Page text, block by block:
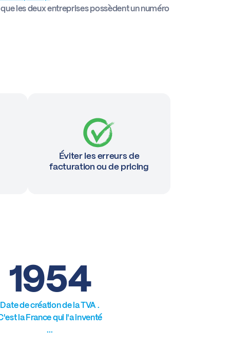
les deux entreprises possèdent un numéro
Éviter les erreurs de
facturation ou de pricing
1954
Date de création de la TVA .
la France qui l'a inventé
...